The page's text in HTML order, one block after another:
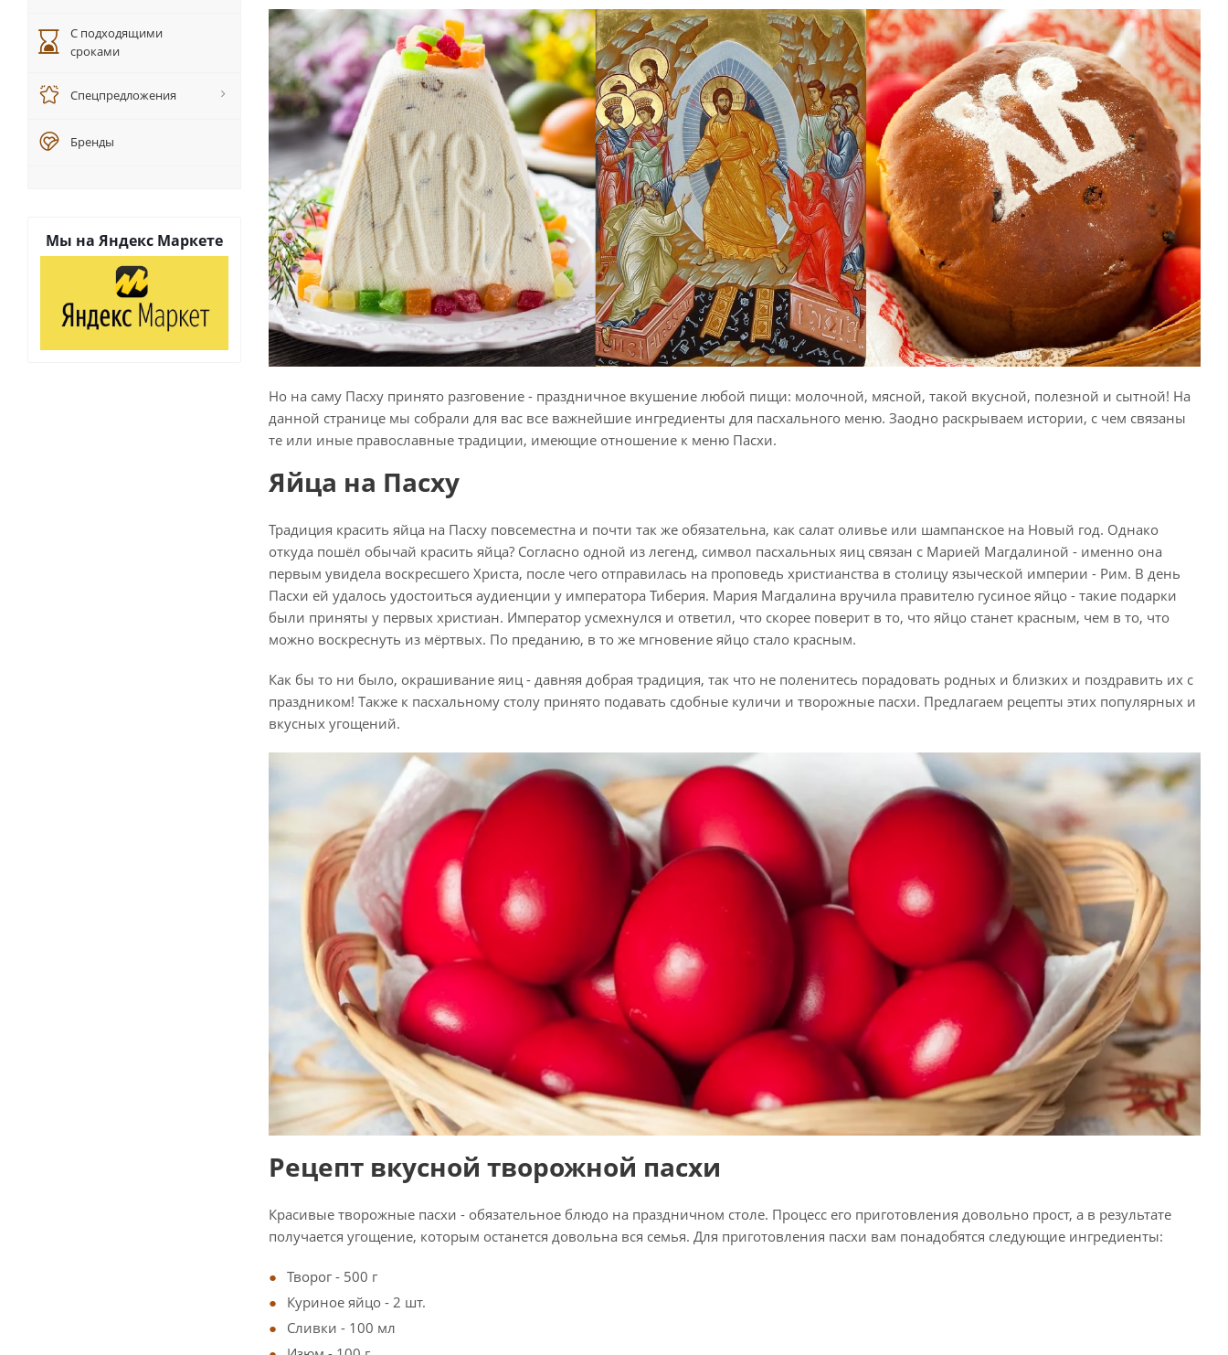
Но на саму Пасху принято разговение - праздничное вкушение любой пищи: молочной, мясной, такой вкусной, полезной и сытной! На
данной странице мы собрали для вас все важнейшие ингредиенты для пасхального меню. Заодно раскрываем истории, с чем связаны
те или иные православные традиции, имеющие отношение к меню Пасхи.
Яйца на Пасху
Традиция красить яйца на Пасху повсеместна и почти так же обязательна, как салат оливье или шампанское на Новый год. Однако
откуда пошёл обычай красить яйца? Согласно одной из легенд, символ пасхальных яиц связан с Марией Магдалиной - именно она
первым увидела воскресшего Христа, после чего отправилась на проповедь христианства в столицу языческой империи - Рим. В день
Пасхи ей удалось удостоиться аудиенции у императора Тиберия. Мария Магдалина вручила правителю гусиное яйцо - такие подарки
были приняты у первых христиан. Император усмехнулся и ответил, что скорее поверит в то, что яйцо станет красным, чем в то, что
можно воскреснуть из мёртвых. По преданию, в то же мгновение яйцо стало красным.
Как бы то ни было, окрашивание яиц - давняя добрая традиция, так что не поленитесь порадовать родных и близких и поздравить их с
праздником! Также к пасхальному столу принято подавать сдобные куличи и творожные пасхи. Предлагаем рецепты этих популярных и
вкусных угощений.
Рецепт вкусной творожной пасхи
Красивые творожные пасхи - обязательное блюдо на праздничном столе. Процесс его приготовления довольно прост, а в результате
получается угощение, которым останется довольна вся семья. Для приготовления пасхи вам понадобятся следующие ингредиенты:
Творог - 500 г
Куриное яйцо - 2 шт.
Сливки - 100 мл
С подходящими
сроками
Спецпредложения
Бренды
Мы на Яндекс Маркете